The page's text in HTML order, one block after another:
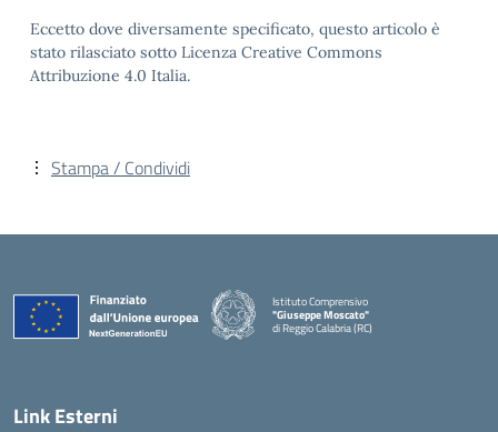
Eccetto dove diversamente specificato, questo articolo è
stato rilasciato sotto Licenza Creative Commons
Attribuzione 4.0 Italia.
Stampa / Condividi
Istituto Comprensivo
"Giuseppe Moscato"
di Reggio Calabria (RC)
— Visita la pagina iniziale della scuola
Link Esterni